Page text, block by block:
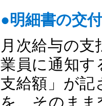
●明細書の交付
月次給与の
業員に通知す
支給額」が記
を、そのま